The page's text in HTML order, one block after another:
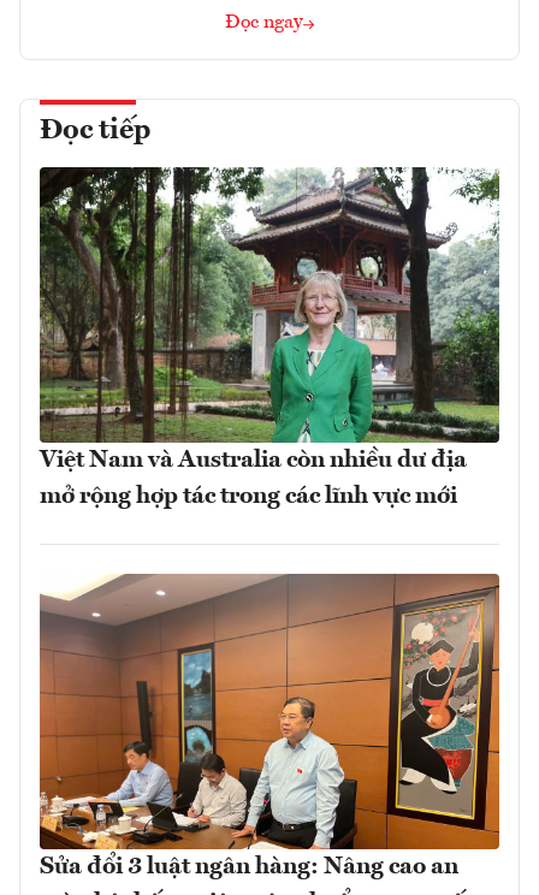
Đọc ngay
Đọc tiếp
Việt Nam và Australia còn nhiều dư địa
mở rộng hợp tác trong các lĩnh vực mới
Sửa đổi 3 luật ngân hàng: Nâng cao an